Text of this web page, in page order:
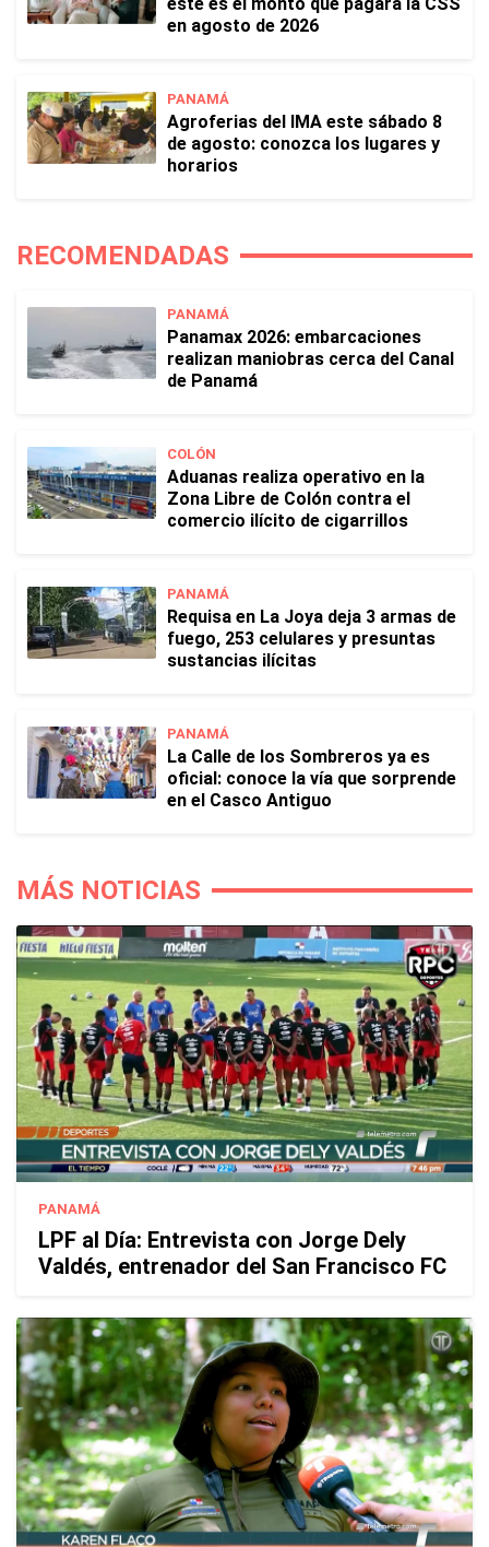
en agosto de 2026
PANAMÁ
Agroferias del IMA este sábado 8
de agosto: conozca los lugares y
horarios
RECOMENDADAS
PANAMÁ
Panamax 2026: embarcaciones
realizan maniobras cerca del Canal
de Panamá
COLÓN
Aduanas realiza operativo en la
Zona Libre de Colón contra el
comercio ilícito de cigarrillos
PANAMÁ
Requisa en La Joya deja 3 armas de
fuego, 253 celulares y presuntas
sustancias ilícitas
PANAMÁ
La Calle de los Sombreros ya es
oficial: conoce la vía que sorprende
en el Casco Antiguo
MÁS NOTICIAS
PANAMÁ
LPF al Día: Entrevista con Jorge Dely
Valdés, entrenador del San Francisco FC